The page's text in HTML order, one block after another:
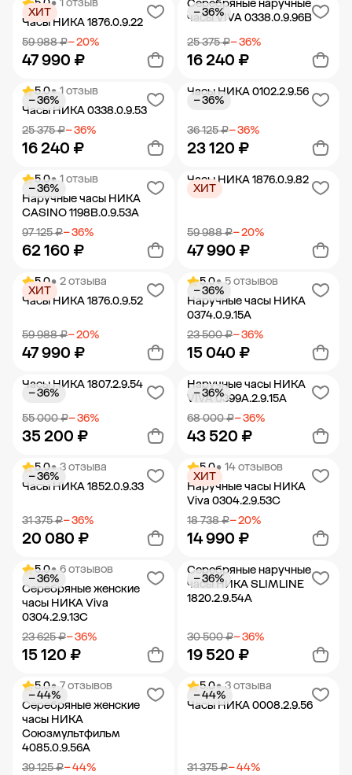
Добавить в корзину Добавить в корзину
5.0• 1 отзыв
Часы НИКА 1876.0.9.22
59 988 ₽− 20%
47 990 ₽
ХИТ
Добавить в корзину
Серебряные наручные
часы VIVA 0338.0.9.96B
25 375 ₽− 36%
16 240 ₽
− 36%
Добавить в корзину
5.0• 1 отзыв
Часы НИКА 0338.0.9.53
25 375 ₽− 36%
16 240 ₽
− 36%
Добавить в корзину
Часы НИКА 0102.2.9.56
36 125 ₽− 36%
23 120 ₽
− 36%
Добавить в корзину
5.0• 1 отзыв
Наручные часы НИКА
CASINO 1198B.0.9.53A
97 125 ₽− 36%
62 160 ₽
− 36%
Добавить в корзину
Часы НИКА 1876.0.9.82
59 988 ₽− 20%
47 990 ₽
ХИТ
Добавить в корзину
5.0• 2 отзыва
Часы НИКА 1876.0.9.52
59 988 ₽− 20%
47 990 ₽
ХИТ
Добавить в корзину
5.0• 5 отзывов
Наручные часы НИКА
0374.0.9.15A
23 500 ₽− 36%
15 040 ₽
− 36%
Добавить в корзину
Часы НИКА 1807.2.9.54
55 000 ₽− 36%
35 200 ₽
− 36%
Добавить в корзину
Наручные часы НИКА
VIVA 0399A.2.9.15A
68 000 ₽− 36%
43 520 ₽
− 36%
Добавить в корзину
5.0• 3 отзыва
Часы НИКА 1852.0.9.33
31 375 ₽− 36%
20 080 ₽
− 36%
Добавить в корзину
5.0• 14 отзывов
Наручные часы НИКА
Viva 0304.2.9.53C
18 738 ₽− 20%
14 990 ₽
ХИТ
Добавить в корзину
5.0• 6 отзывов
Серебряные женские
часы НИКА Viva
0304.2.9.13C
23 625 ₽− 36%
15 120 ₽
− 36%
Добавить в корзину
Серебряные наручные
часы НИКА SLIMLINE
1820.2.9.54A
30 500 ₽− 36%
19 520 ₽
− 36%
Добавить в корзину
5.0• 7 отзывов
Серебряные женские
часы НИКА
Союзмультфильм
4085.0.9.56A
39 125 ₽− 44%
− 44%
5.0• 3 отзыва
Часы НИКА 0008.2.9.56
31 375 ₽− 44%
− 44%